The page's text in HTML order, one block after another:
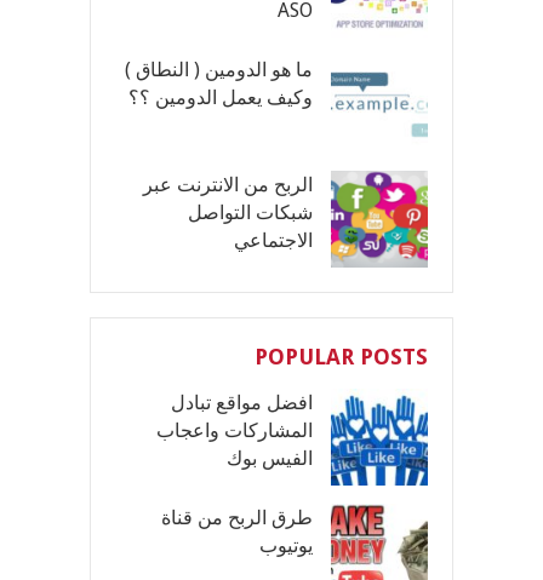
ASO
ما هو الدومين ( النطاق )
وكيف يعمل الدومين ؟؟
الربح من الانترنت عبر
شبكات التواصل
الاجتماعي
POPULAR POSTS
افضل مواقع تبادل
المشاركات واعجاب
الفيس بوك
طرق الربح من قناة
يوتيوب